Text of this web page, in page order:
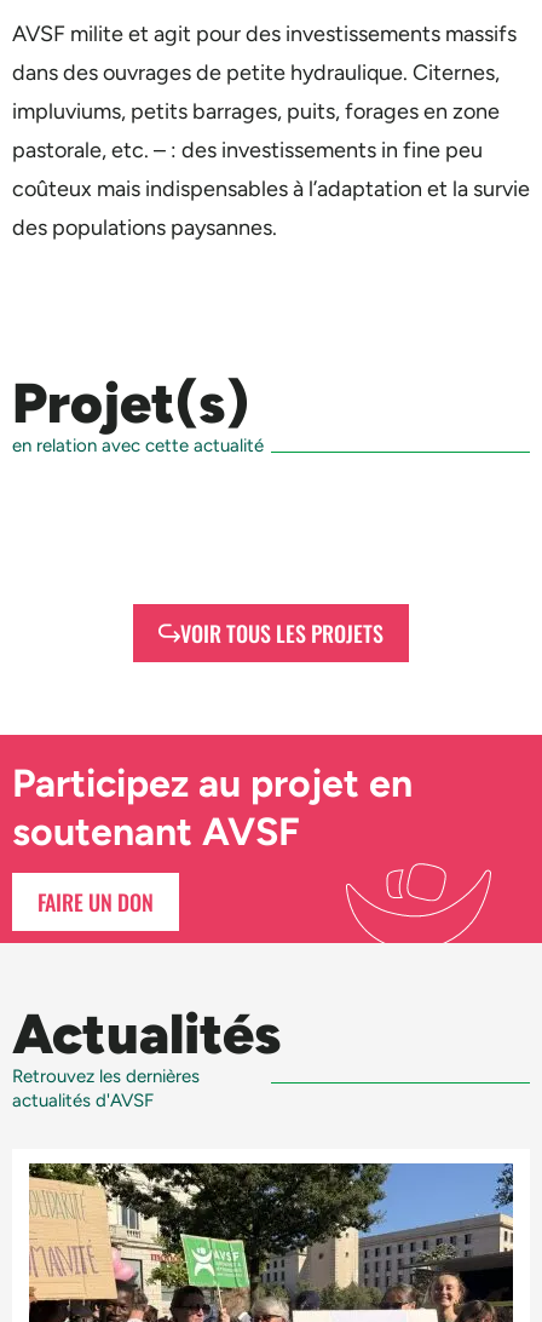
AVSF milite et agit pour des investissements massifs
dans des ouvrages de petite hydraulique. Citernes,
impluviums, petits barrages, puits, forages en zone
pastorale, etc. – : des investissements in fine peu
coûteux mais indispensables à l’adaptation et la survie
des populations paysannes.
Projet(s)
en relation avec cette actualité
VOIR TOUS LES PROJETS
Participez au projet en
soutenant AVSF
FAIRE UN DON
Actualités
Retrouvez les dernières
actualités d'AVSF